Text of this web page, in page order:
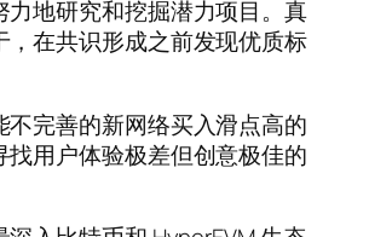
力地研究和挖掘潜力项目。真
，在共识形成之前发现优质标
不完善的新网络买入滑点高的
找用户体验极差但创意极佳的